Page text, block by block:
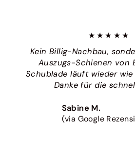
★★★★★
Kein Billig-Nachbau,
Auszugs-Schienen von
Schublade läuft wieder wie
Danke für die
Sabine M.
(via Google